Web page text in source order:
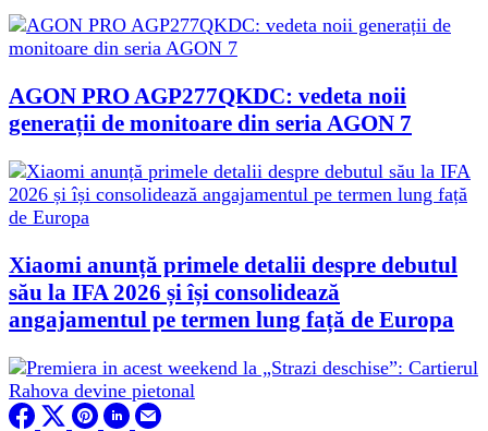
AGON PRO AGP277QKDC: vedeta noii
generații de monitoare din seria AGON 7
Xiaomi anunță primele detalii despre debutul
său la IFA 2026 și își consolidează
angajamentul pe termen lung față de Europa